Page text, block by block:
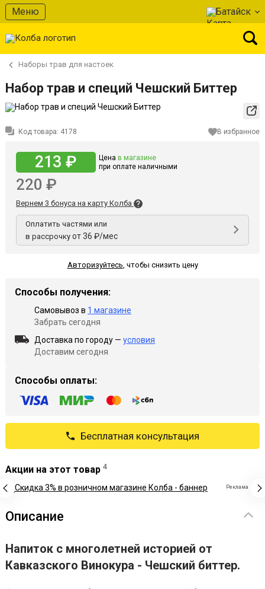
Меню Батайск
Наборы трав для настоек
Набор трав и специй Чешский Биттер
Код товара: 4178 В избранное
213 ₽ Цена в магазине
при оплате наличными
220 ₽
Вернем 3 бонуса на карту Колба
Оплатить частями или
в рассрочку от 36 ₽/мес
Авторизуйтесь, чтобы снизить цену
Способы получения:
Самовывоз в 1 магазине
Забрать сегодня
Доставка по городу — условия
Доставим сегодня
Способы оплаты:
Бесплатная консультация
Акции на этот товар 4
Реклама
Описание
Напиток с многолетней историей от
Кавказского Винокура - Чешский биттер.